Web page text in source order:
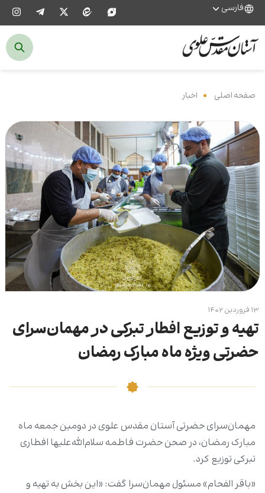
فارسی
صفحه اصلی اخبار
۱۳ فروردین ۱۴۰۲
تهیه و توزیع افطار تبرکی در مهمان‌سرای
حضرتی ویژه ماه مبارک رمضان
مهمان‌سرای حضرتی آستان مقدس علوی در دومین جمعه ماه
مبارک رمضان، در صحن حضرت فاطمه سلام‌الله‌علیها افطاری
تبرکی توزیع کرد.
«باقر الفحام» مسئول مهمان‌سرا گفت: «این بخش به تهیه و